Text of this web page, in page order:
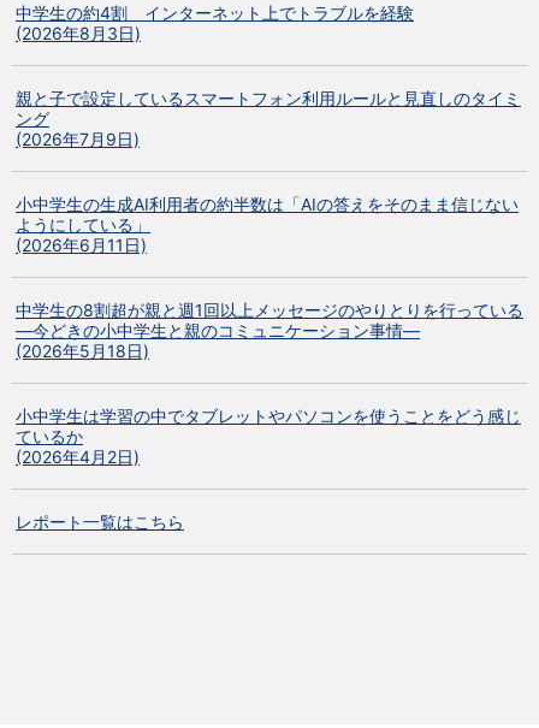
中学生の約4割 インターネット上でトラブルを経験
(2026年8月3日)
親と子で設定しているスマートフォン利用ルールと見直しのタイミ
ング
(2026年7月9日)
小中学生の生成AI利用者の約半数は「AIの答えをそのまま信じない
ようにしている」
(2026年6月11日)
中学生の8割超が親と週1回以上メッセージのやりとりを行っている
―今どきの小中学生と親のコミュニケーション事情―
(2026年5月18日)
小中学生は学習の中でタブレットやパソコンを使うことをどう感じ
ているか
(2026年4月2日)
レポート一覧はこちら